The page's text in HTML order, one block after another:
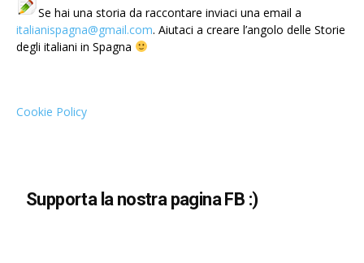
Se hai una storia da raccontare inviaci una email a
italianispagna@gmail.com. Aiutaci a creare l’angolo delle Storie
degli italiani in Spagna
Cookie Policy
Supporta la nostra pagina FB :)